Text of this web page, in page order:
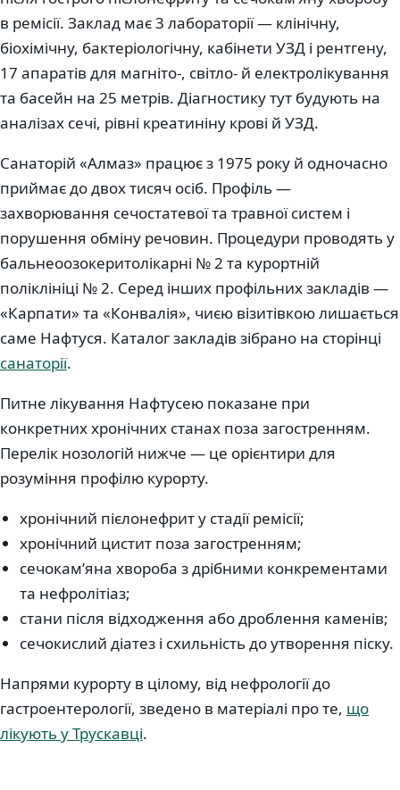
в ремісії. Заклад має 3 лабораторії — клінічну,
біохімічну, бактеріологічну, кабінети УЗД і рентгену,
17 апаратів для магніто-, світло- й електролікування
та басейн на 25 метрів. Діагностику тут будують на
аналізах сечі, рівні креатиніну крові й УЗД.
Санаторій «Алмаз» працює з 1975 року й одночасно
приймає до двох тисяч осіб. Профіль —
захворювання сечостатевої та травної систем і
порушення обміну речовин. Процедури проводять у
бальнеоозокеритолікарні № 2 та курортній
поліклініці № 2. Серед інших профільних закладів —
«Карпати» та «Конвалія», чиєю візитівкою лишається
саме Нафтуся. Каталог закладів зібрано на сторінці
санаторії.
Питне лікування Нафтусею показане при
конкретних хронічних станах поза загостренням.
Перелік нозологій нижче — це орієнтири для
розуміння профілю курорту.
хронічний пієлонефрит у стадії ремісії;
хронічний цистит поза загостренням;
сечокам’яна хвороба з дрібними конкрементами
та нефролітіаз;
стани після відходження або дроблення каменів;
сечокислий діатез і схильність до утворення піску.
Напрями курорту в цілому, від нефрології до
гастроентерології, зведено в матеріалі про те, що
лікують у Трускавці.